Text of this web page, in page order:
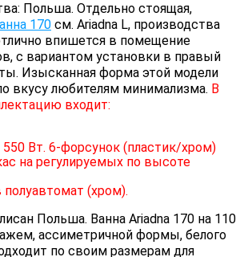
Польша. Отдельно стоящая,
170 см. Ariadna L, производства
впишется в помещение
с вариантом установки в правый
Изысканная форма этой модели
вкусу любителям минимализма. В
входит:
Вт. 6-форсунок (пластик/хром)
на регулируемых по высоте
(хром).
Польша. Ванна Ariadna 170 на 110
ассиметричной формы, белого
по своим размерам для